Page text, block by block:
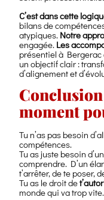
C’est dans cette
bilans de
atypiques. Notre
engagée. Les
présentiel à Bergerac
un objectif clair :
d’alignement et
moment
Tu n’as pas besoin
compétences.
Tu as juste besoin
comprendre. D’un
t’arrêter, de te poser,
Tu as le droit de
monde qui va trop vite.